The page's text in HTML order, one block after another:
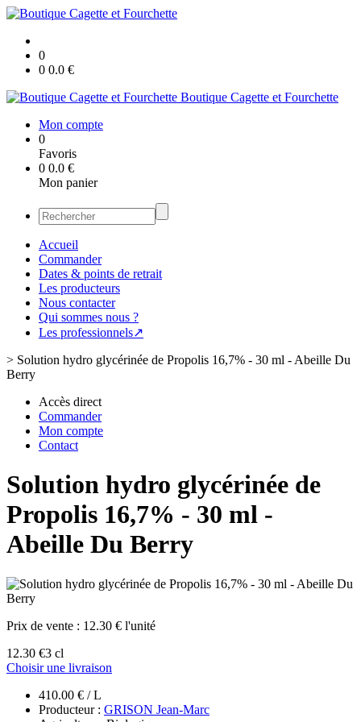
0
0 0.0 €
Boutique Cagette et Fourchette
Mon compte
0
Favoris
0 0.0 €
Mon panier
Accueil
Commander
Dates & points de retrait
Les producteurs
Nous contacter
Qui sommes nous ?
Les professionnels↗
> Solution hydro glycérinée de Propolis 16,7% - 30 ml - Abeille Du
Berry
Accès direct
Commander
Mon compte
Contact
Solution hydro glycérinée de
Propolis 16,7% - 30 ml -
Abeille Du Berry
Prix de vente : 12.30 € l'unité
12.30 €3 cl
Choisir une livraison
410.00 € / L
Producteur : GRISON Jean-Marc